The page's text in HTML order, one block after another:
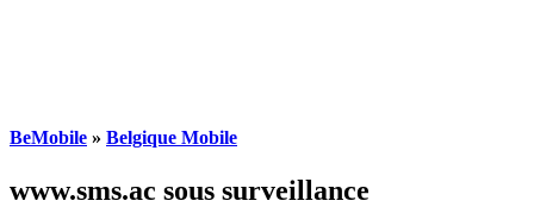
BeMobile » Belgique Mobile
www.sms.ac sous surveillance